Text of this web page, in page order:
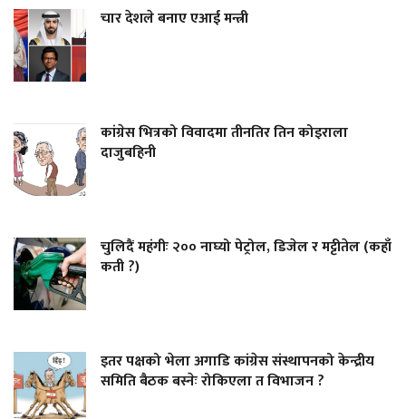
चार देशले बनाए एआई मन्त्री
कांग्रेस भित्रको विवादमा तीनतिर तिन कोइराला
दाजुबहिनी
चुलिदैं महंगीः २०० नाघ्यो पेट्रोल, डिजेल र मट्टीतेल (कहाँ
कती ?)
इतर पक्षको भेला अगाडि कांग्रेस संस्थापनको केन्द्रीय
समिति बैठक बस्नेः रोकिएला त विभाजन ?